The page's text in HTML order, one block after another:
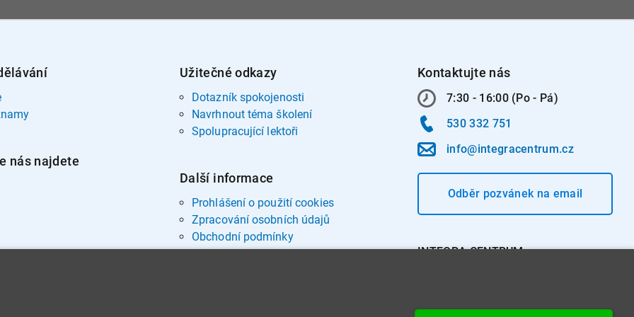
nás najdete
Užitečné odkazy
Dotazník spokojenosti
Navrhnout téma školení
Spolupracující lektoři
Další informace
Prohlášení o použití cookies
Zpracování osobních údajů
Obchodní podmínky
Kontaktujte nás
7:30 - 16:00 (Po - Pá)
530 332 751
info@integracentrum.cz
Odběr pozvánekna email
INTEGRA CENTRUM s.r.o.
IČ: 26234203